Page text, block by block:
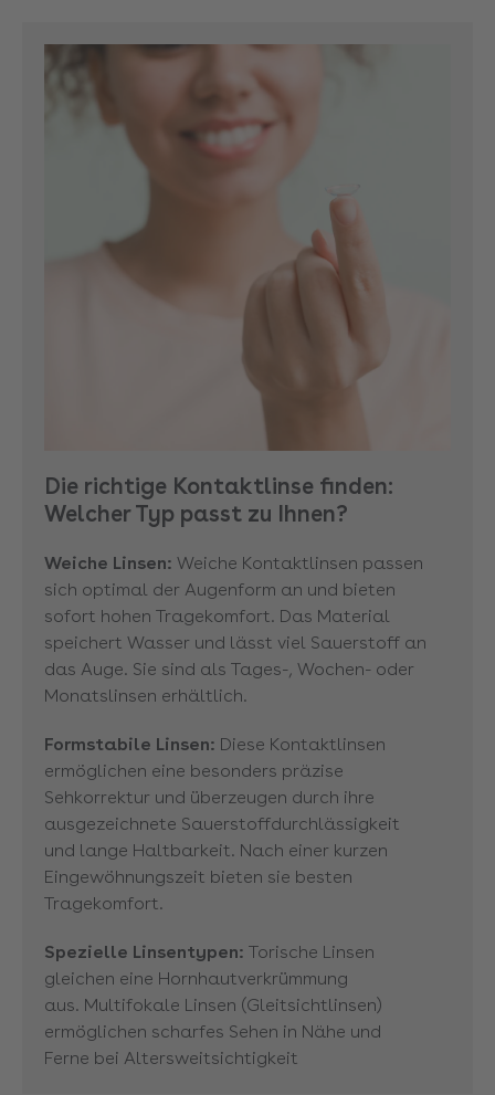
Die richtige Kontaktlinse finden:
Welcher Typ passt zu Ihnen?
Weiche Linsen: Weiche Kontaktlinsen passen
sich optimal der Augenform an und bieten
sofort hohen Tragekomfort. Das Material
speichert Wasser und lässt viel Sauerstoff an
das Auge. Sie sind als Tages-, Wochen- oder
Monatslinsen erhältlich.
Formstabile Linsen: Diese Kontaktlinsen
ermöglichen eine besonders präzise
Sehkorrektur und überzeugen durch ihre
ausgezeichnete Sauerstoffdurchlässigkeit
und lange Haltbarkeit. Nach einer kurzen
Eingewöhnungszeit bieten sie besten
Tragekomfort.
Spezielle Linsentypen: Torische Linsen
gleichen eine Hornhautverkrümmung
aus. Multifokale Linsen (Gleitsichtlinsen)
ermöglichen scharfes Sehen in Nähe und
Ferne bei Altersweitsichtigkeit